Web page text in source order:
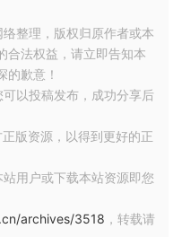
整理，版权归原作者或本
合法权益，请立即告知本
的歉意！
以投稿发布，成功分享后
版资源，以得到更好的正
用户或下载本站资源即您
archives/3518 ，转载请